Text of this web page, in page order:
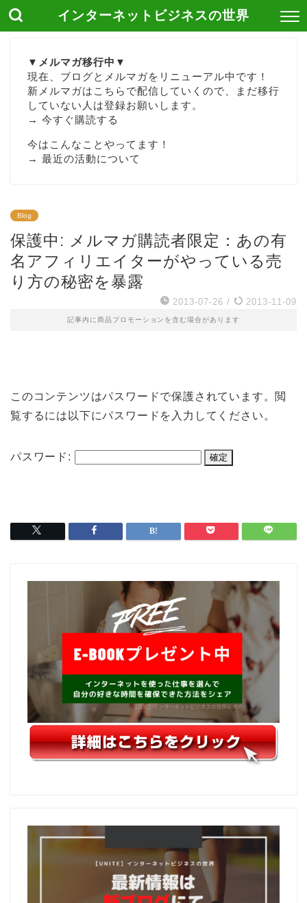
インターネットビジネスの世界
▼メルマガ移行中▼
現在、ブログとメルマガをリニューアル中です！
新メルマガはこちらで配信していくので、まだ移行
していない人は登録お願いします。
→ 今すぐ購読する
今はこんなことやってます！
→ 最近の活動について
Blog
保護中: メルマガ購読者限定：あの有
名アフィリエイターがやっている売
り方の秘密を暴露
2013-07-26 / 2013-11-09
記事内に商品プロモーションを含む場合があります
このコンテンツはパスワードで保護されています。閲
覧するには以下にパスワードを入力してください。
パスワード: